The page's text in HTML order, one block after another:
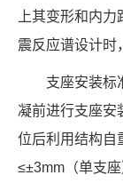
上其变形和内
震反应谱设计时
支座安装标
凝前进行支座安
位后利用结构自
≤±3mm（单支